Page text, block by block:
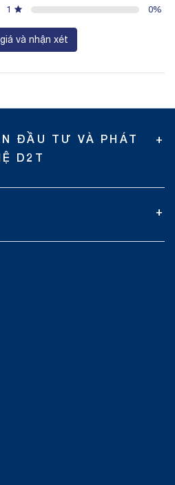
1
0%
và nhận xét
ĐẦU TƯ VÀ PHÁT
D2T